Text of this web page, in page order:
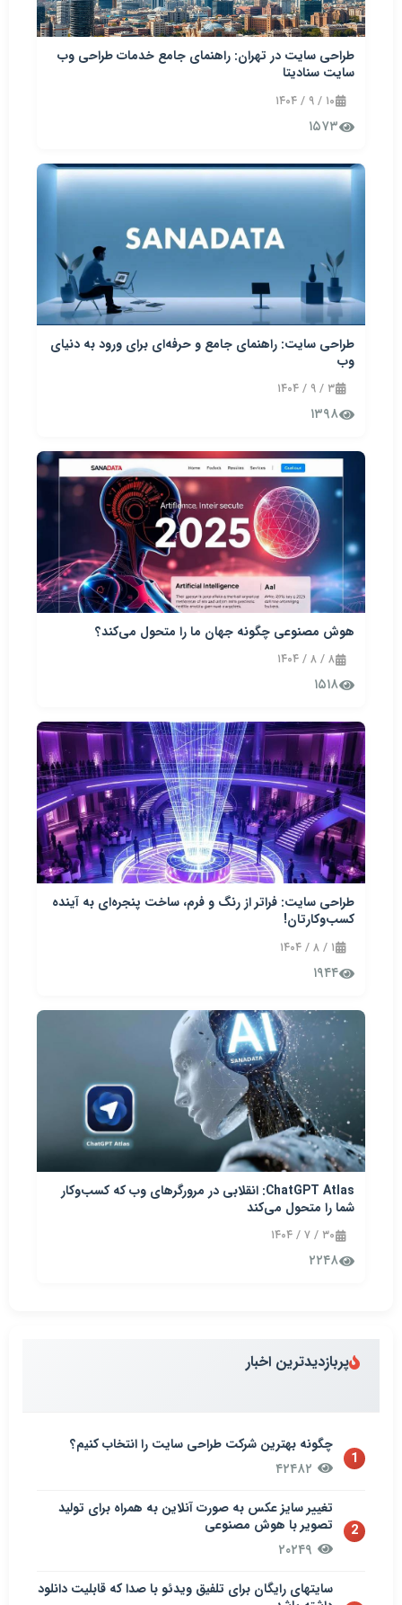
طراحی سایت در تهران: راهنمای جامع خدمات طراحی وب
سایت سنادیتا
۱۰ / ۹ / ۱۴۰۴
۱۵۷۳
طراحی سایت: راهنمای جامع و حرفه‌ای برای ورود به دنیای
وب
۳ / ۹ / ۱۴۰۴
۱۳۹۸
هوش مصنوعی چگونه جهان ما را متحول می‌کند؟
۸ / ۸ / ۱۴۰۴
۱۵۱۸
طراحی سایت: فراتر از رنگ و فرم، ساخت پنجره‌ای به آینده
کسب‌وکارتان!
۱ / ۸ / ۱۴۰۴
۱۹۴۴
ChatGPT Atlas: انقلابی در مرورگرهای وب که کسب‌وکار
شما را متحول می‌کند
۳۰ / ۷ / ۱۴۰۴
۲۲۴۸
پربازدیدترین اخبار
1
چگونه بهترین شرکت طراحی سایت را انتخاب کنیم؟
2
تغییر سایز عکس به صورت آنلاین به همراه برای تولید
تصویر با هوش مصنوعی
سایتهای رایگان برای تلفیق ویدئو با صدا که قابلیت دانلود